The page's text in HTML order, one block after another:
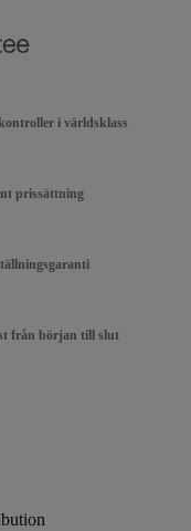
i världsklass
prissättning
från början till slut